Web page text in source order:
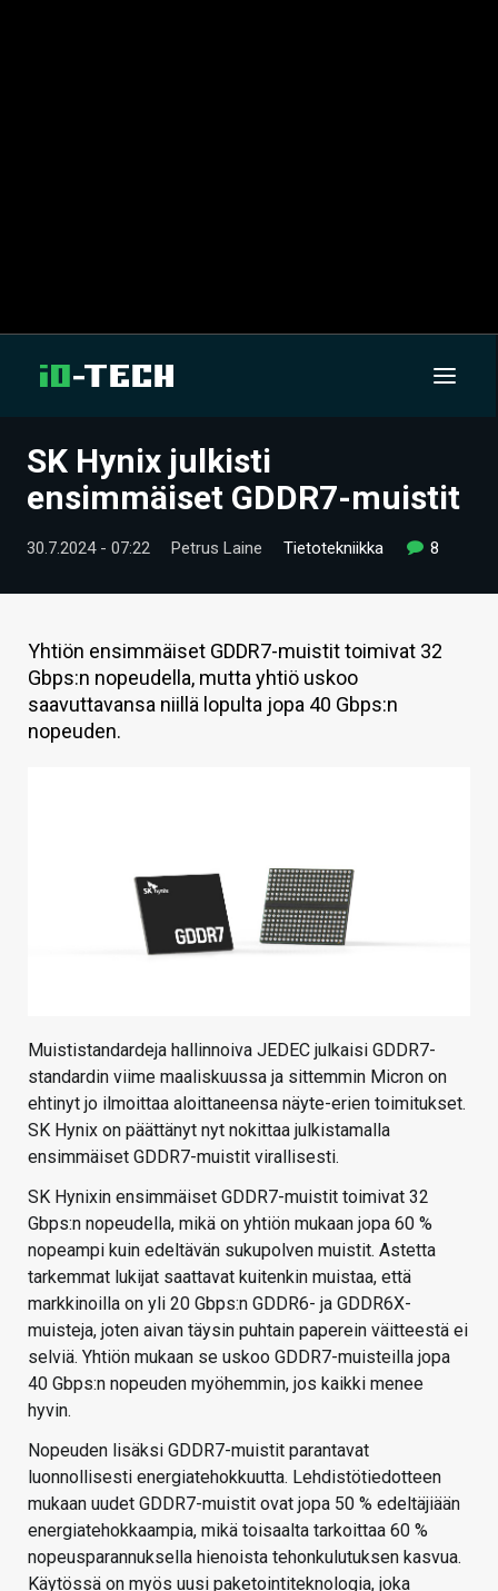
UUTISET
TIETOA
HINTA.FI
SK Hynix julkisti
ensimmäiset GDDR7-muistit
30.7.2024 - 07:22 Petrus Laine Tietotekniikka 8
Yhtiön ensimmäiset GDDR7-muistit toimivat 32
Gbps:n nopeudella, mutta yhtiö uskoo
saavuttavansa niillä lopulta jopa 40 Gbps:n
nopeuden.
Muististandardeja hallinnoiva JEDEC julkaisi GDDR7-
standardin viime maaliskuussa ja sittemmin Micron on
ehtinyt jo ilmoittaa aloittaneensa näyte-erien toimitukset.
SK Hynix on päättänyt nyt nokittaa julkistamalla
ensimmäiset GDDR7-muistit virallisesti.
SK Hynixin ensimmäiset GDDR7-muistit toimivat 32
Gbps:n nopeudella, mikä on yhtiön mukaan jopa 60 %
nopeampi kuin edeltävän sukupolven muistit. Astetta
tarkemmat lukijat saattavat kuitenkin muistaa, että
markkinoilla on yli 20 Gbps:n GDDR6- ja GDDR6X-
muisteja, joten aivan täysin puhtain paperein väitteestä ei
selviä. Yhtiön mukaan se uskoo GDDR7-muisteilla jopa
40 Gbps:n nopeuden myöhemmin, jos kaikki menee
hyvin.
Nopeuden lisäksi GDDR7-muistit parantavat
luonnollisesti energiatehokkuutta. Lehdistötiedotteen
mukaan uudet GDDR7-muistit ovat jopa 50 % edeltäjiään
energiatehokkaampia, mikä toisaalta tarkoittaa 60 %
nopeusparannuksella hienoista tehonkulutuksen kasvua.
Käytössä on myös uusi paketointiteknologia, joka